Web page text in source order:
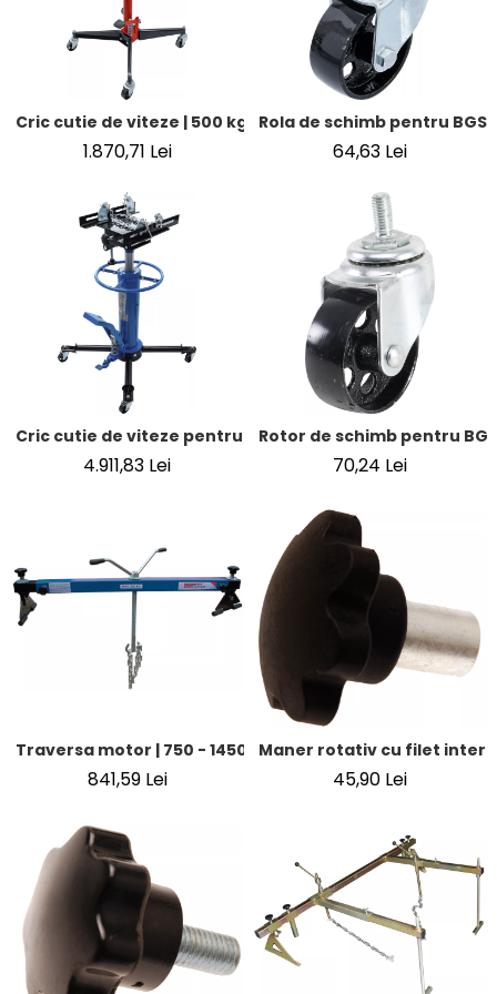
Cric cutie de viteze | 500 kg
1.870,71 Lei
Rola de schimb pentru BGS
64,63 Lei
Cric cutie de viteze pentru sarcini grele cursa dubla |
4.911,83 Lei
Rotor de schimb pentru
70,24 Lei
Traversa motor | 750 - 1450 mm | 300 kg
841,59 Lei
Maner rotativ cu filet
45,90 Lei